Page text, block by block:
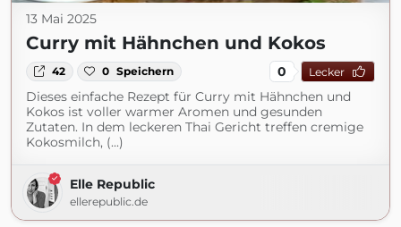
13 Mai 2025
Curry mit Hähnchen und Kokos
42 0 Speichern 0 Lecker
Dieses einfache Rezept für Curry mit Hähnchen und
Kokos ist voller warmer Aromen und gesunden
Zutaten. In dem leckeren Thai Gericht treffen cremige
Kokosmilch, (...)
Elle Republic
ellerepublic.de